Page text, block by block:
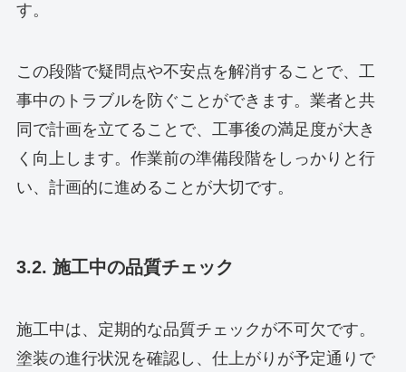
す。
この段階で疑問点や不安点を解消することで、工
事中のトラブルを防ぐことができます。業者と共
同で計画を立てることで、工事後の満足度が大き
く向上します。作業前の準備段階をしっかりと行
い、計画的に進めることが大切です。
3.2. 施工中の品質チェック
施工中は、定期的な品質チェックが不可欠です。
塗装の進行状況を確認し、仕上がりが予定通りで